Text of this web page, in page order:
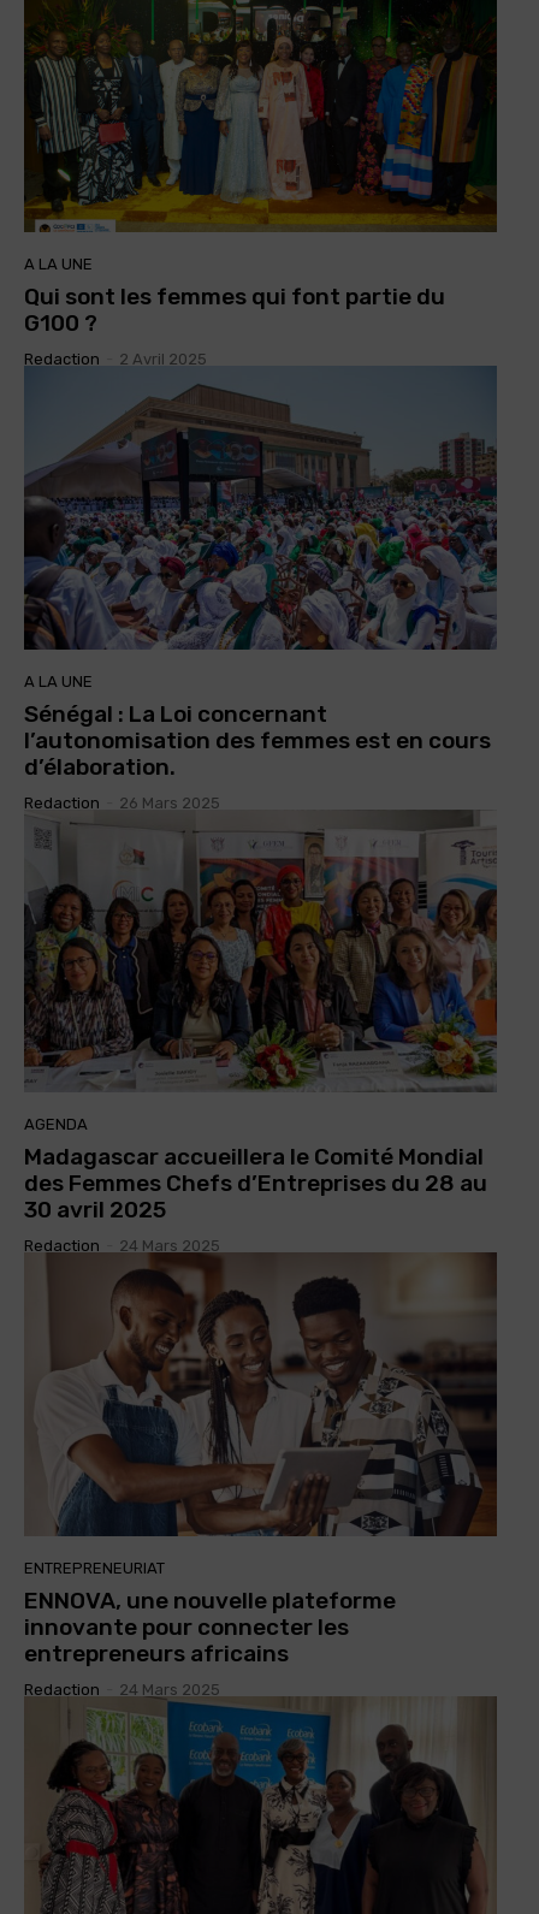
A LA UNE
Qui sont les femmes qui font partie du
G100 ?
Redaction 2 Avril 2025
A LA UNE
Sénégal : La Loi concernant
l’autonomisation des femmes est en cours
d’élaboration.
Redaction 26 Mars 2025
AGENDA
Madagascar accueillera le Comité Mondial
des Femmes Chefs d’Entreprises du 28 au
30 avril 2025
Redaction 24 Mars 2025
ENTREPRENEURIAT
ENNOVA, une nouvelle plateforme
innovante pour connecter les
entrepreneurs africains
Redaction 24 Mars 2025